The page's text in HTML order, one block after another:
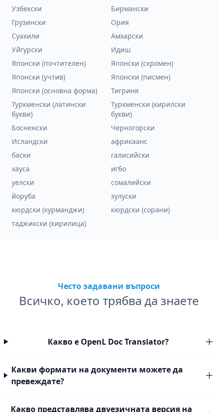
Узбекски
Бирмански
Грузински
Ория
Суахили
Амхарски
Уйгурски
Идиш
Японски (почтителен)
Японски (скромен)
Японски (учтив)
Японски (писмен)
Японски (основна форма)
Тигриня
Туркменски (латински
букви)
Туркменски (кирилски
букви)
Босненски
Черногорски
Исландски
африкаанс
баски
галисийски
хауса
игбо
уелски
сомалийски
йоруба
зулуски
кюрдски (курманджи)
кюрдски (сорани)
таджикски (кирилица)
Често задавани въпроси
Всичко, което трябва да знаете
Какво е OpenL Doc Translator?
Какви формати на документи можете да
превеждате?
Какво представлява двуезичната версия на